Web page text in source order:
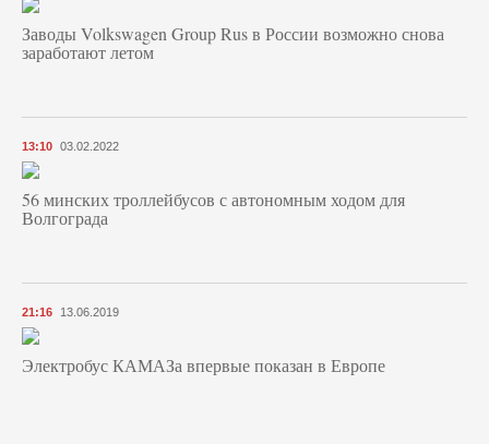
Заводы Volkswagen Group Rus в России возможно снова
заработают летом
13:10 03.02.2022
56 минских троллейбусов с автономным ходом для
Волгограда
21:16 13.06.2019
Электробус КАМАЗа впервые показан в Европе